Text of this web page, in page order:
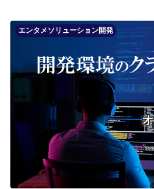
エンタメソリューション開発